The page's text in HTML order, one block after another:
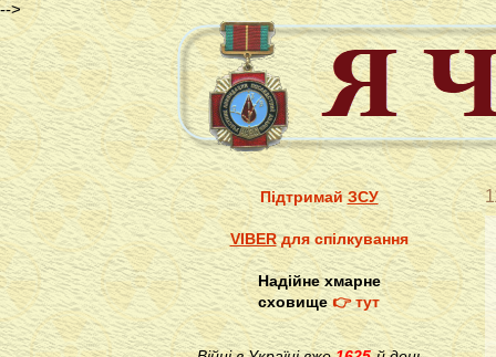
-->
ПідтримайЗСУ
VIBERдля спілкування
Надійне хмарне
сховище👉 тут